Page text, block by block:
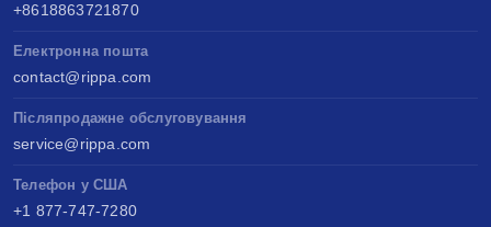
+8618863721870
Електронна пошта
contact@rippa.com
Післяпродажне обслуговування
service@rippa.com
Телефон у США
+1 877-747-7280